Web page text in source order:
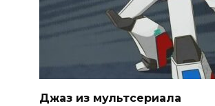
Джаз из мультсериала